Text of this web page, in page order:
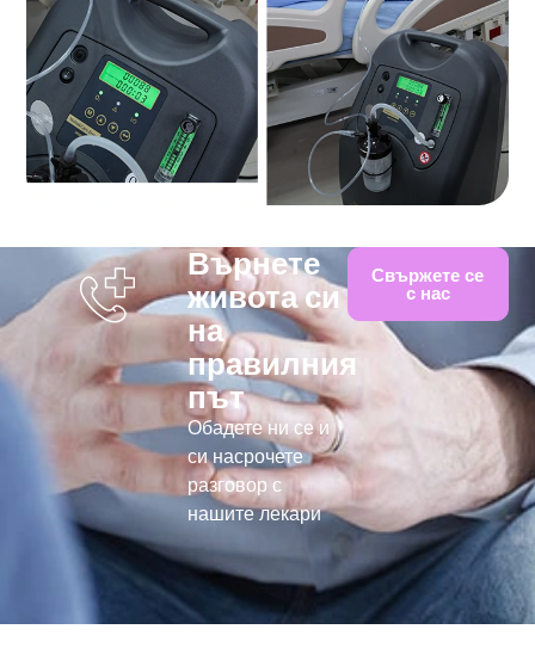
Върнете
живота си
на
правилния
път
Обадете ни се и
си насрочете
разговор с
нашите лекари
Свържете се
с нас